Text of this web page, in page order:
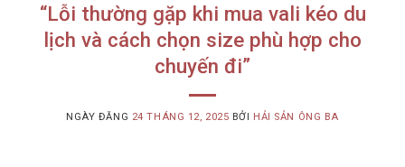
“Lỗi thường gặp khi mua vali kéo du
lịch và cách chọn size phù hợp cho
chuyến đi”
NGÀY ĐĂNG 24 THÁNG 12, 2025 BỞI HẢI SẢN ÔNG BA